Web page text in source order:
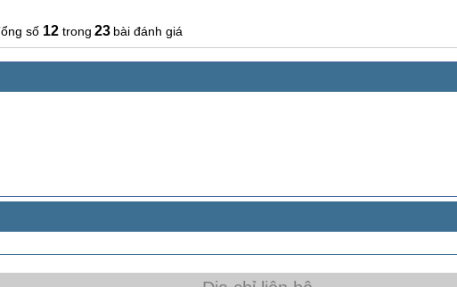
12 23 bài đánh giá